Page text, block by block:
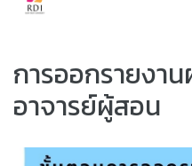
การออกรายงา
อาจารย์ผู้สอน